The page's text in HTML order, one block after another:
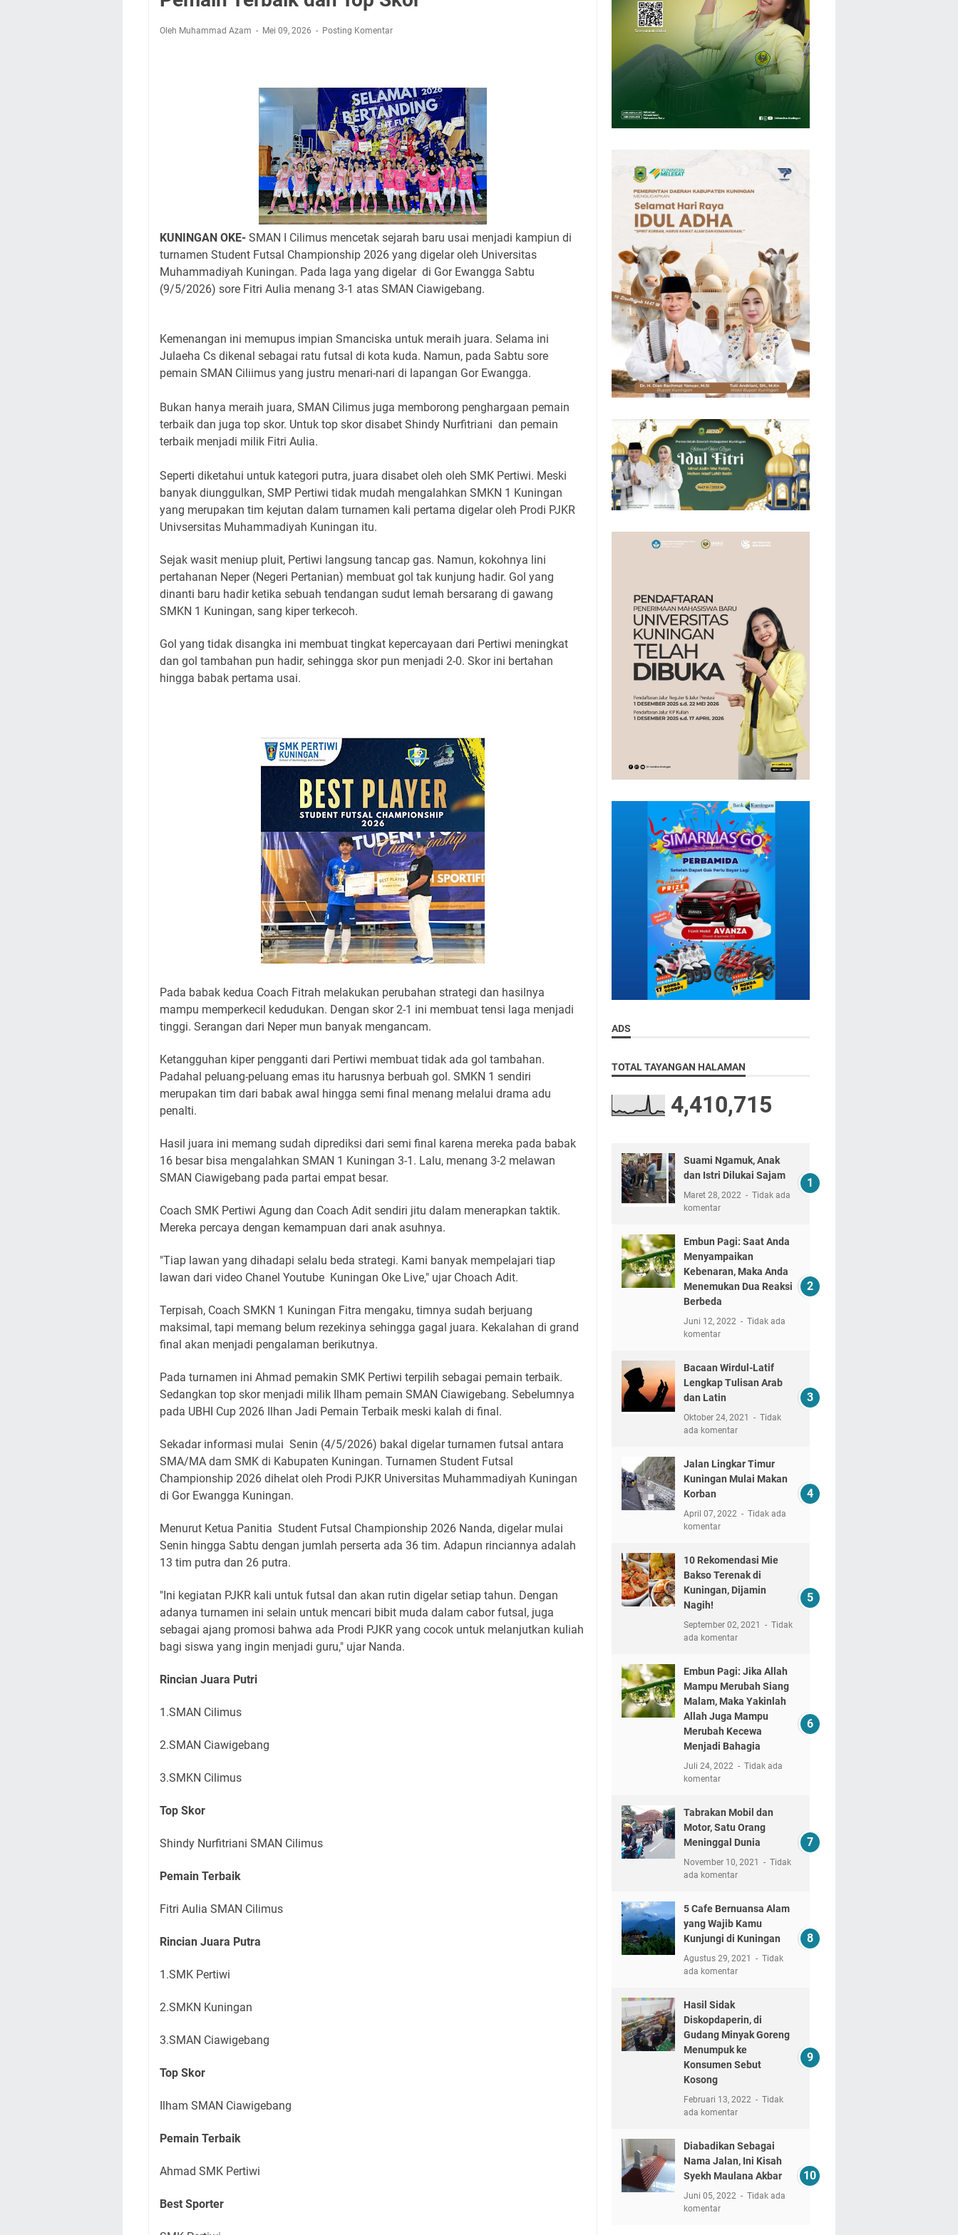
Sudahkah Kita Merdeka Dari Hawa Nafsu?
Kamis 6 Agustus 2026 Mobil Samling Ada di Alun-alun Luragung, Ini Persyaratan dan
Besaran Biayanya
Oleh Muhammad Azam Mei 09, 2026 Posting Komentar
KUNINGAN OKE- SMAN I Cilimus mencetak sejarah baru usai menjadi kampiun di
turnamen Student Futsal Championship 2026 yang digelar oleh Universitas
Muhammadiyah Kuningan. Pada laga yang digelar di Gor Ewangga Sabtu
(9/5/2026) sore Fitri Aulia menang 3-1 atas SMAN Ciawigebang.
Kemenangan ini memupus impian Smanciska untuk meraih juara. Selama ini
Julaeha Cs dikenal sebagai ratu futsal di kota kuda. Namun, pada Sabtu sore
pemain SMAN Ciliimus yang justru menari-nari di lapangan Gor Ewangga.
Bukan hanya meraih juara, SMAN Cilimus juga memborong penghargaan pemain
terbaik dan juga top skor. Untuk top skor disabet Shindy Nurfitriani dan pemain
terbaik menjadi milik Fitri Aulia.
Seperti diketahui untuk kategori putra, juara disabet oleh oleh SMK Pertiwi. Meski
banyak diunggulkan, SMP Pertiwi tidak mudah mengalahkan SMKN 1 Kuningan
yang merupakan tim kejutan dalam turnamen kali pertama digelar oleh Prodi PJKR
Univsersitas Muhammadiyah Kuningan itu.
Sejak wasit meniup pluit, Pertiwi langsung tancap gas. Namun, kokohnya lini
pertahanan Neper (Negeri Pertanian) membuat gol tak kunjung hadir. Gol yang
dinanti baru hadir ketika sebuah tendangan sudut lemah bersarang di gawang
SMKN 1 Kuningan, sang kiper terkecoh.
Gol yang tidak disangka ini membuat tingkat kepercayaan dari Pertiwi meningkat
dan gol tambahan pun hadir, sehingga skor pun menjadi 2-0. Skor ini bertahan
hingga babak pertama usai.
Pada babak kedua Coach Fitrah melakukan perubahan strategi dan hasilnya
mampu memperkecil kedudukan. Dengan skor 2-1 ini membuat tensi laga menjadi
tinggi. Serangan dari Neper mun banyak mengancam.
Ketangguhan kiper pengganti dari Pertiwi membuat tidak ada gol tambahan.
Padahal peluang-peluang emas itu harusnya berbuah gol. SMKN 1 sendiri
merupakan tim dari babak awal hingga semi final menang melalui drama adu
penalti.
Hasil juara ini memang sudah diprediksi dari semi final karena mereka pada babak
16 besar bisa mengalahkan SMAN 1 Kuningan 3-1. Lalu, menang 3-2 melawan
SMAN Ciawigebang pada partai empat besar.
Coach SMK Pertiwi Agung dan Coach Adit sendiri jitu dalam menerapkan taktik.
Mereka percaya dengan kemampuan dari anak asuhnya.
"Tiap lawan yang dihadapi selalu beda strategi. Kami banyak mempelajari tiap
lawan dari video Chanel Youtube Kuningan Oke Live," ujar Choach Adit.
Terpisah, Coach SMKN 1 Kuningan Fitra mengaku, timnya sudah berjuang
maksimal, tapi memang belum rezekinya sehingga gagal juara. Kekalahan di grand
final akan menjadi pengalaman berikutnya.
Pada turnamen ini Ahmad pemakin SMK Pertiwi terpilih sebagai pemain terbaik.
Sedangkan top skor menjadi milik Ilham pemain SMAN Ciawigebang. Sebelumnya
pada UBHI Cup 2026 Ilhan Jadi Pemain Terbaik meski kalah di final.
Sekadar informasi mulai Senin (4/5/2026) bakal digelar turnamen futsal antara
SMA/MA dam SMK di Kabupaten Kuningan. Turnamen Student Futsal
Championship 2026 dihelat oleh Prodi PJKR Universitas Muhammadiyah Kuningan
di Gor Ewangga Kuningan.
Menurut Ketua Panitia Student Futsal Championship 2026 Nanda, digelar mulai
Senin hingga Sabtu dengan jumlah perserta ada 36 tim. Adapun rinciannya adalah
13 tim putra dan 26 putra.
"Ini kegiatan PJKR kali untuk futsal dan akan rutin digelar setiap tahun. Dengan
adanya turnamen ini selain untuk mencari bibit muda dalam cabor futsal, juga
sebagai ajang promosi bahwa ada Prodi PJKR yang cocok untuk melanjutkan kuliah
bagi siswa yang ingin menjadi guru," ujar Nanda.
Rincian Juara Putri
1.SMAN Cilimus
2.SMAN Ciawigebang
3.SMKN Cilimus
Top Skor
Shindy Nurfitriani SMAN Cilimus
Pemain Terbaik
Fitri Aulia SMAN Cilimus
Rincian Juara Putra
1.SMK Pertiwi
2.SMKN Kuningan
3.SMAN Ciawigebang
Top Skor
Ilham SMAN Ciawigebang
Pemain Terbaik
Ahmad SMK Pertiwi
Best Sporter
ADS
TOTAL TAYANGAN HALAMAN
4,410,715
Suami Ngamuk, Anak
dan Istri Dilukai Sajam
Maret 28, 2022
Tidak ada
komentar
Embun Pagi: Saat Anda
Menyampaikan
Kebenaran, Maka Anda
Menemukan Dua Reaksi
Berbeda
Juni 12, 2022
Tidak ada
komentar
Bacaan Wirdul-Latif
Lengkap Tulisan Arab
dan Latin
Oktober 24, 2021
Tidak
ada komentar
Jalan Lingkar Timur
Kuningan Mulai Makan
Korban
April 07, 2022
Tidak ada
komentar
10 Rekomendasi Mie
Bakso Terenak di
Kuningan, Dijamin
Nagih!
September 02, 2021
Tidak
ada komentar
Embun Pagi: Jika Allah
Mampu Merubah Siang
Malam, Maka Yakinlah
Allah Juga Mampu
Merubah Kecewa
Menjadi Bahagia
Juli 24, 2022
Tidak ada
komentar
Tabrakan Mobil dan
Motor, Satu Orang
Meninggal Dunia
November 10, 2021
Tidak
ada komentar
5 Cafe Bernuansa Alam
yang Wajib Kamu
Kunjungi di Kuningan
Agustus 29, 2021
Tidak
ada komentar
Hasil Sidak
Diskopdaperin, di
Gudang Minyak Goreng
Menumpuk ke
Konsumen Sebut
Kosong
Februari 13, 2022
Tidak
ada komentar
Diabadikan Sebagai
Nama Jalan, Ini Kisah
Syekh Maulana Akbar
Juni 05, 2022
Tidak ada
komentar